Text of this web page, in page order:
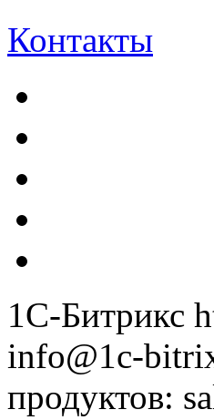
Контакты
1С-Битрикс
info@1c-
продуктов: